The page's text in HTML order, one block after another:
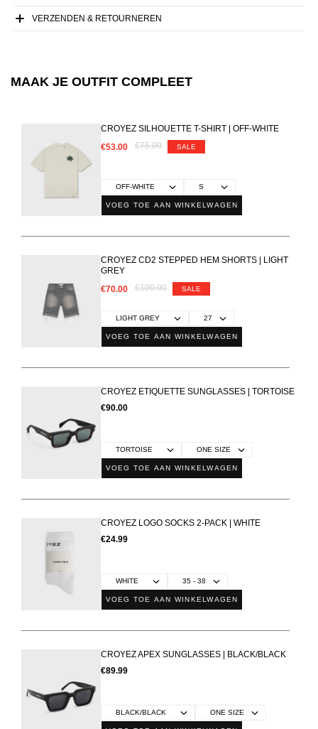
VERZENDEN & RETOURNEREN
MAAK JE OUTFIT COMPLEET
CROYEZ SILHOUETTE T-SHIRT | OFF-WHITE
€53.00
€75.00 SALE
VOEG TOE AAN WINKELWAGEN
CROYEZ CD2 STEPPED HEM SHORTS | LIGHT
GREY
€70.00
€100.00 SALE
VOEG TOE AAN WINKELWAGEN
CROYEZ ETIQUETTE SUNGLASSES | TORTOISE
€90.00
VOEG TOE AAN WINKELWAGEN
CROYEZ LOGO SOCKS 2-PACK | WHITE
€24.99
VOEG TOE AAN WINKELWAGEN
CROYEZ APEX SUNGLASSES | BLACK/BLACK
€89.99